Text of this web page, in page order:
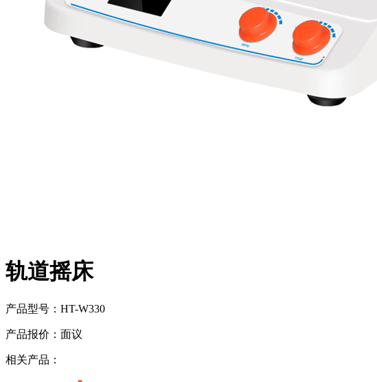
轨道摇床
产品型号： HT-W330
产品报价： 面议
相关产品：